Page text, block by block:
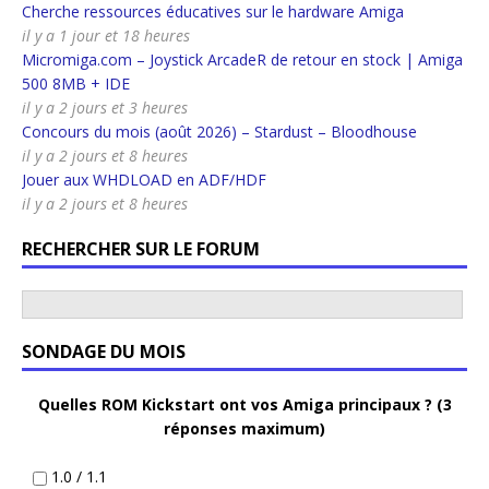
Cherche ressources éducatives sur le hardware Amiga
il y a 1 jour et 18 heures
Micromiga.com – Joystick ArcadeR de retour en stock | Amiga
500 8MB + IDE
il y a 2 jours et 3 heures
Concours du mois (août 2026) – Stardust – Bloodhouse
il y a 2 jours et 8 heures
Jouer aux WHDLOAD en ADF/HDF
il y a 2 jours et 8 heures
RECHERCHER SUR LE FORUM
SONDAGE DU MOIS
Quelles ROM Kickstart ont vos Amiga principaux ? (3
réponses maximum)
1.0 / 1.1